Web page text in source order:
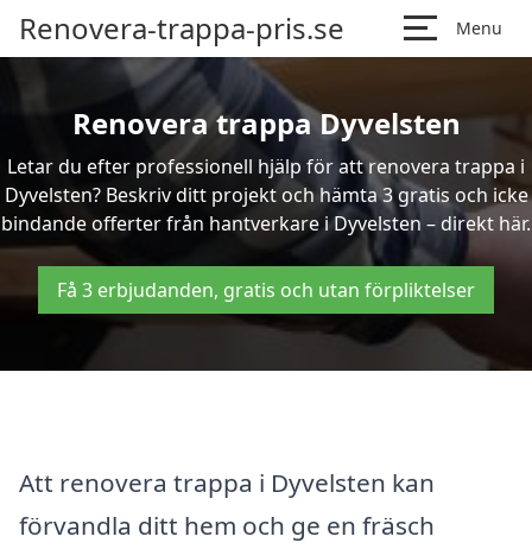
Renovera-trappa-pris.se Menu
Renovera trappa Dyvelsten
Letar du efter professionell hjälp för att renovera trappa i
Dyvelsten? Beskriv ditt projekt och hämta 3 gratis och icke
bindande offerter från hantverkare i Dyvelsten – direkt här.
Få 3 erbjudanden, gratis och utan förpliktelser
Att renovera trappa i Dyvelsten kan
förvandla ditt hem och ge en fräsch